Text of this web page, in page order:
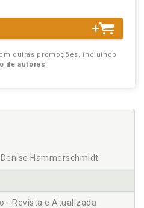
outras promoções, incluindo
de autores
Hammerschmidt
- Revista e Atualizada